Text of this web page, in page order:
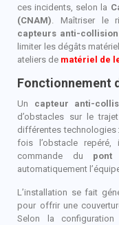
ces incidents, selon la
(CNAM) . Maîtriser le
capteurs anti-collision
limiter les dégâts
ateliers de matériel de
Fonctionnement
Un capteur anti-
d’obstacles sur le
différentes technologies :
fois l’obstacle repéré,
commande du pont
automatiquement
L’installation se fait
pour offrir une
Selon la configuration